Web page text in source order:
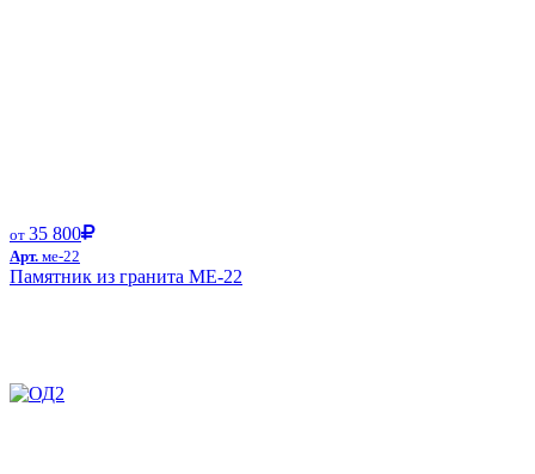
от 35 800
Арт. ме-22
Памятник из гранита ME-22